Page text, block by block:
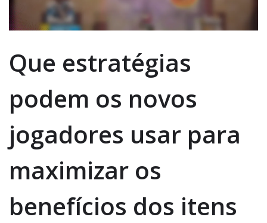
Que estratégias
podem os novos
jogadores usar para
maximizar os
benefícios dos itens